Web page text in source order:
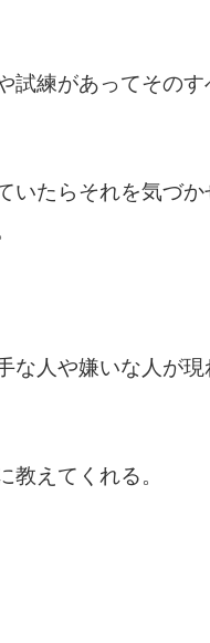
試練があってそのす
いたらそれを気づか
な人や嫌いな人が
教えてくれる。